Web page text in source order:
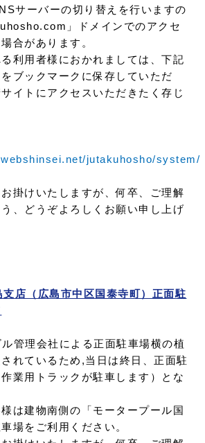
サーバーの切り替えを行いますの
」ドメインでのアクセ
合があります。
利用者様におかれましては、下記
ブックマークに保存していただ
イトにアクセスいただきたく存じ
jutakuhosho/system/
掛けいたしますが、何卒、ご理解
、どうぞよろしくお願い申し上げ
支店（広島市中区国泰寺町）正面駐
管理会社による正面駐車場横の植
れているため,当日は終日、正面駐
業用トラックが駐車します）とな
は建物南側の「モータープール国
場をご利用ください。